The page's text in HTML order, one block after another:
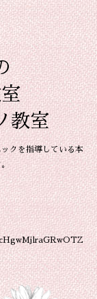
教室
クを指導している本
。